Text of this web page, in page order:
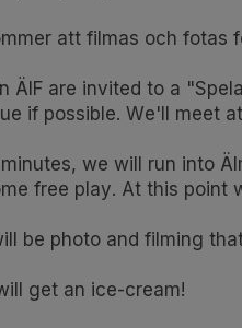
att filmas och fotas
ÄIF are invited to a
if possible. We'll meet
we will run into
free play. At this point
be photo and filming
get an ice-cream!